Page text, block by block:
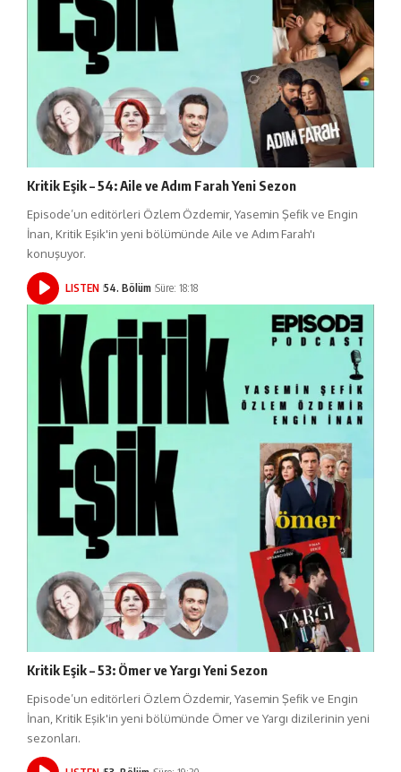
Kritik Eşik – 54: Aile ve Adım Farah Yeni Sezon
Episode’un editörleri Özlem Özdemir, Yasemin Şefik ve Engin
İnan, Kritik Eşik'in yeni bölümünde Aile ve Adım Farah'ı
konuşuyor.
LISTEN 54. Bölüm Süre: 18:18
Kritik Eşik – 53: Ömer ve Yargı Yeni Sezon
Episode’un editörleri Özlem Özdemir, Yasemin Şefik ve Engin
İnan, Kritik Eşik'in yeni bölümünde Ömer ve Yargı dizilerinin yeni
sezonları.